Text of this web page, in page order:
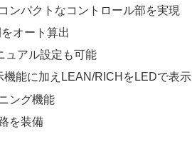
ンパクトなコントロール部を実現
オート算出
ュアル設定も可能
能に加えLEAN/RICHをLEDで表示
ング機能
を装備